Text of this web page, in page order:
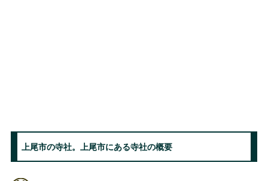
上尾市の寺社。上尾市にある寺社の概要